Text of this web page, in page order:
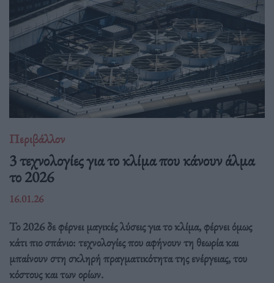
Περιβάλλον
3 τεχνολογίες για το κλίμα που κάνουν άλμα
το 2026
16.01.26
Το 2026 δε φέρνει μαγικές λύσεις για το κλίμα, φέρνει όμως
κάτι πιο σπάνιο: τεχνολογίες που αφήνουν τη θεωρία και
μπαίνουν στη σκληρή πραγματικότητα της ενέργειας, του
κόστους και των ορίων.